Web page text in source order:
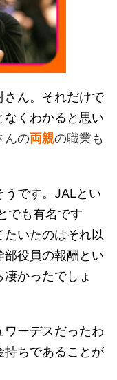
さん。それだけで
くわかると思い
んの両親の職業も
うです。JALとい
でも有名です
いたのはそれ以
役員の報酬とい
かったでしょ
ワーデスだったわ
持ちであることが